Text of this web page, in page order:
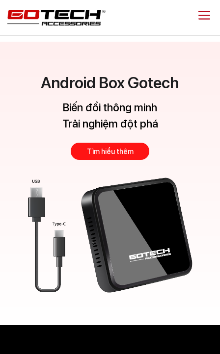
Chuyển
đến
Android Box Gotech
Biến đổi thông minh
Trải nghiệm đột phá
Tìm hiểu thêm